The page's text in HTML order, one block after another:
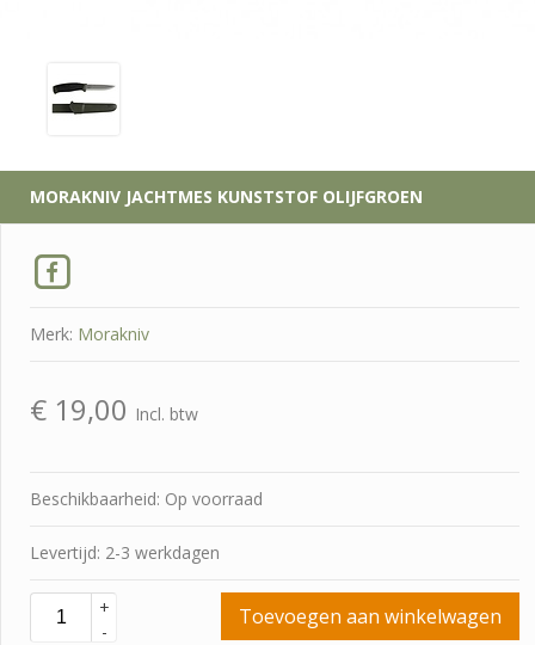
MORAKNIV JACHTMES KUNSTSTOF OLIJFGROEN
Merk: Morakniv
€ 19,00 Incl. btw
Beschikbaarheid: Op voorraad
Levertijd: 2-3 werkdagen
+
-
Toevoegen aan winkelwagen